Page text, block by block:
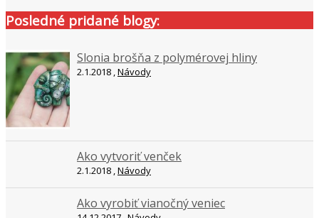
Posledné pridané blogy:
Slonia brošňa z polymérovej hliny
2.1.2018 ,Návody
Ako vytvoriť venček
2.1.2018 ,Návody
Ako vyrobiť vianočný veniec